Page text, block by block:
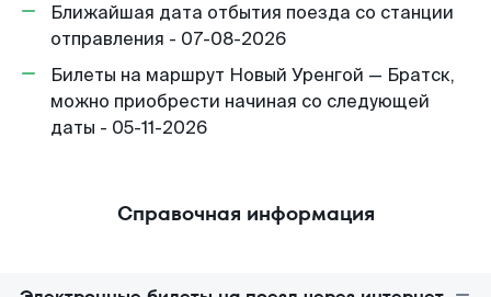
Ближайшая дата отбытия поезда со станции
отправления - 07-08-2026
Билеты на маршрут Новый Уренгой — Братск,
можно приобрести начиная со следующей
даты - 05-11-2026
Справочная информация